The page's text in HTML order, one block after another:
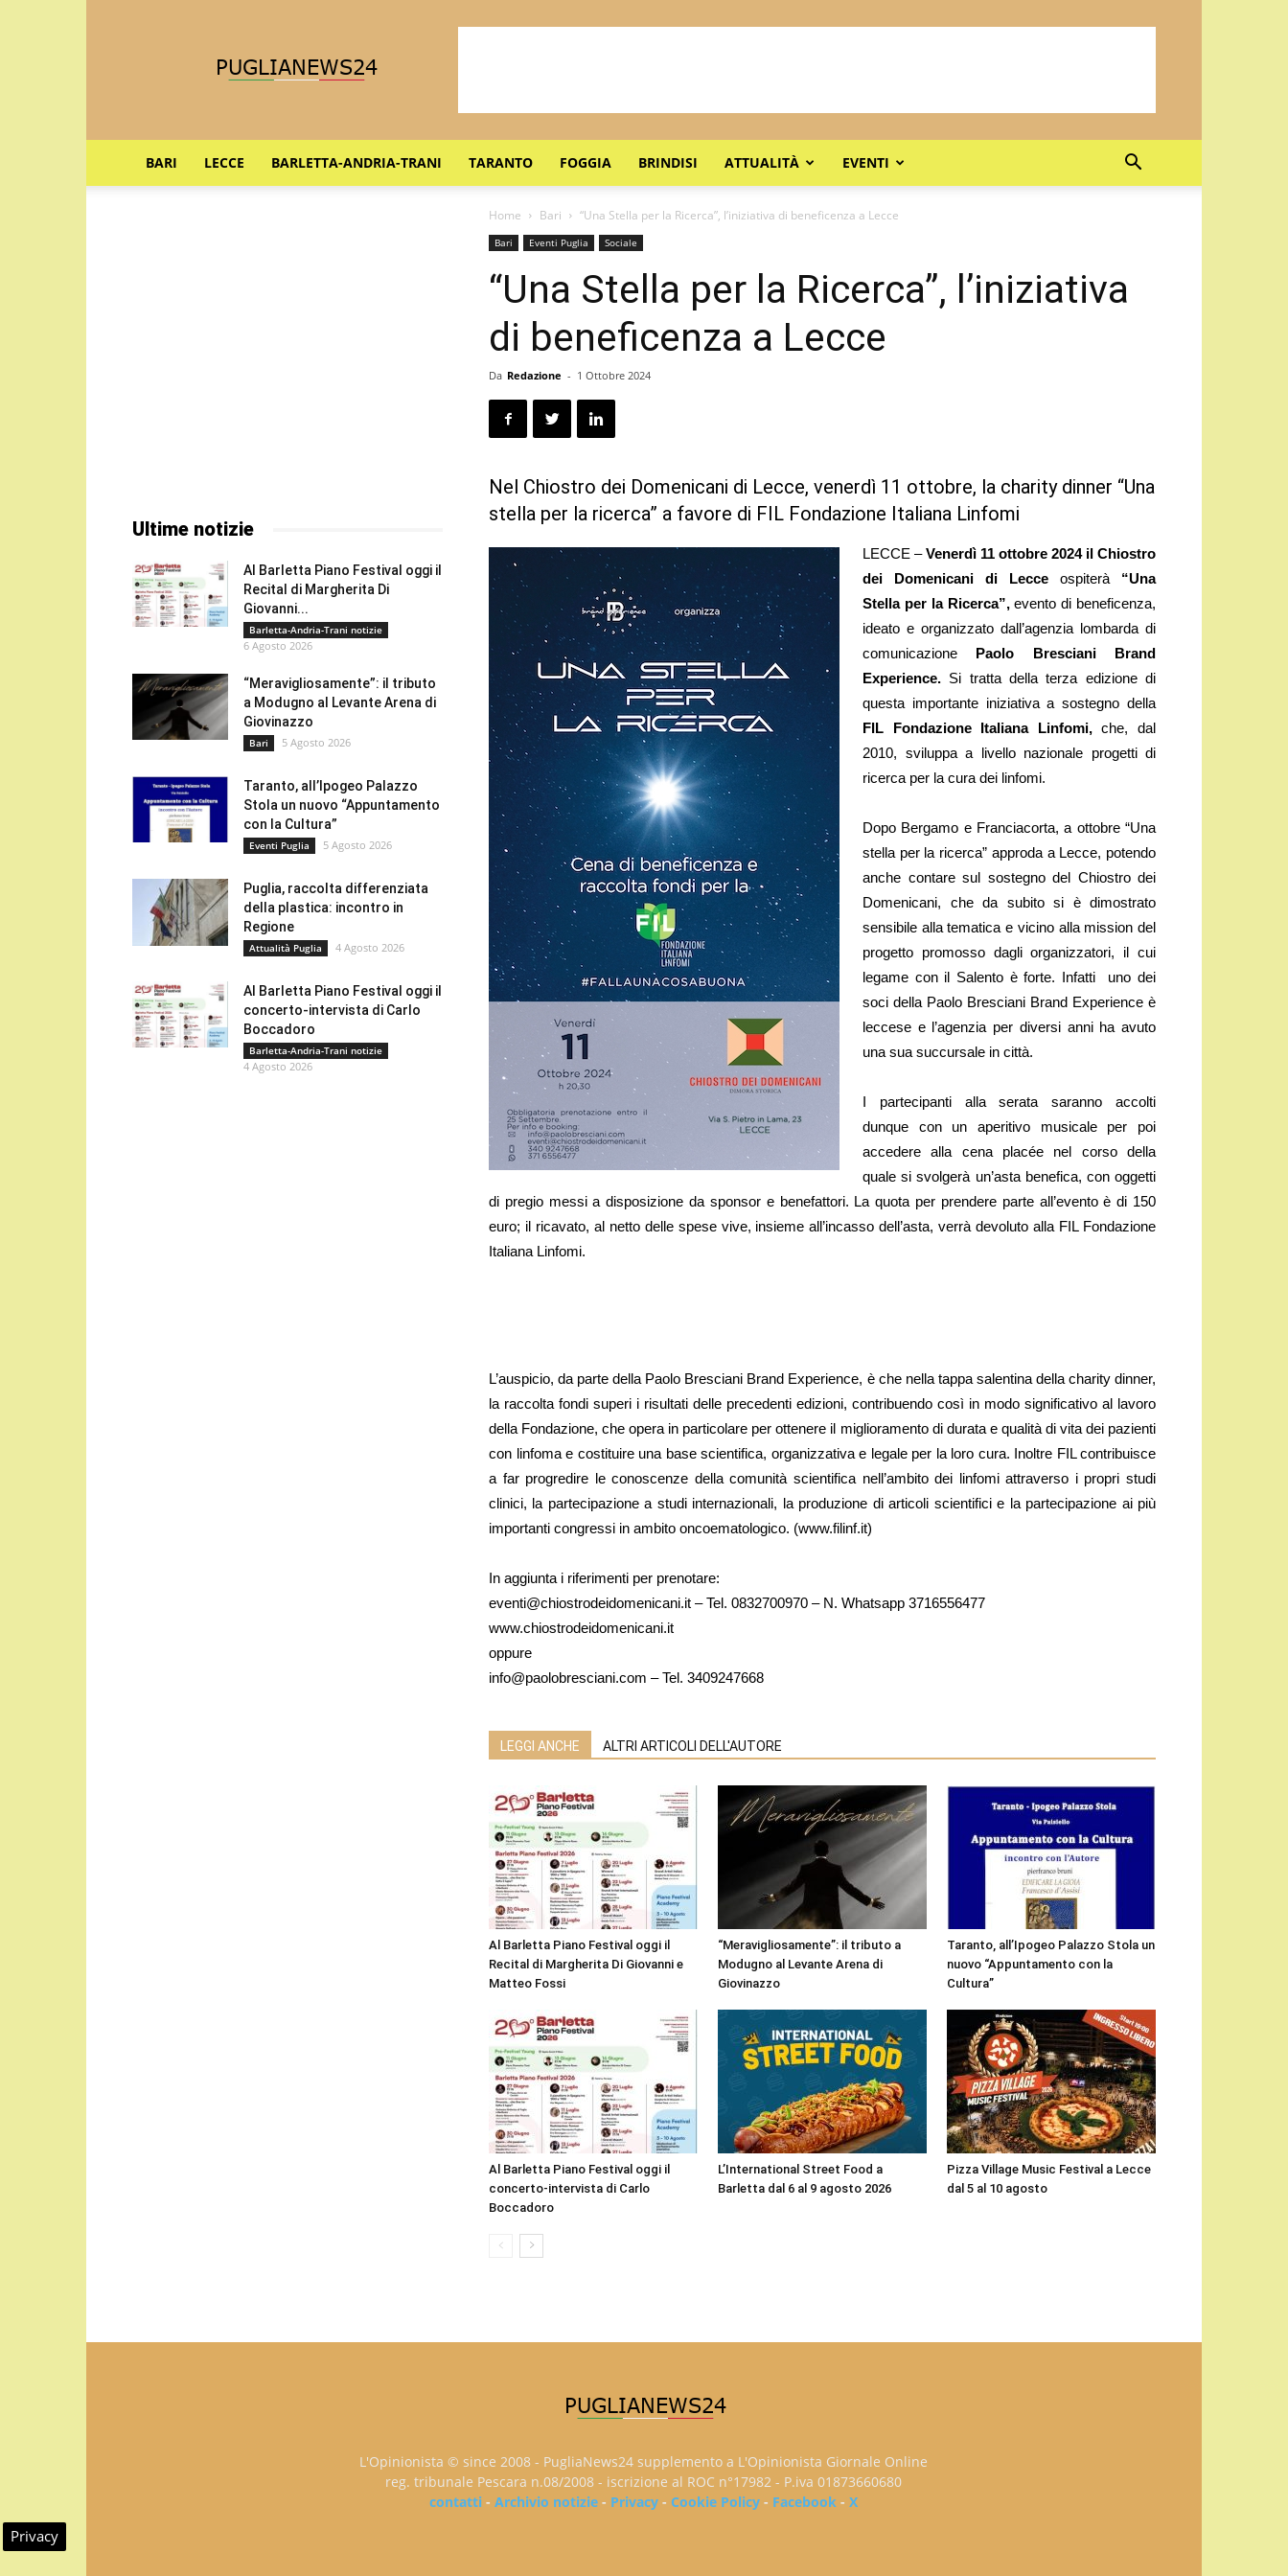
BARI LECCE BARLETTA-ANDRIA-TRANI TARANTO FOGGIA BRINDISI ATTUALITÀ EVENTI
Home Bari “Una Stella per la Ricerca”, l’iniziativa di beneficenza a Lecce
Bari Eventi Puglia Sociale
“Una Stella per la Ricerca”, l’iniziativa
di beneficenza a Lecce
Da Redazione - 1 Ottobre 2024
Nel Chiostro dei Domenicani di Lecce, venerdì 11 ottobre, la charity dinner “Una
stella per la ricerca” a favore di FIL Fondazione Italiana Linfomi
LECCE –Venerdì 11 ottobre 2024 il Chiostro
dei Domenicani di Lecce ospiterà “Una
Stella per la Ricerca”,evento di beneficenza,
ideato e organizzato dall’agenzia lombarda di
comunicazione Paolo Bresciani Brand
Experience. Si tratta della terza edizione di
questa importante iniziativa a sostegno della
FIL Fondazione Italiana Linfomi,che, dal
2010, sviluppa a livello nazionale progetti di
ricerca per la cura dei linfomi.
Dopo Bergamo e Franciacorta, a ottobre “Una
stella per la ricerca” approda a Lecce, potendo
anche contare sul sostegno del Chiostro dei
Domenicani, che da subito si è dimostrato
sensibile alla tematica e vicino alla mission del
progetto promosso dagli organizzatori, il cui
legame con il Salento è forte. Infatti uno dei
soci della Paolo Bresciani Brand Experience è
leccese e l’agenzia per diversi anni ha avuto
una sua succursale in città.
I partecipanti alla serata saranno accolti
dunque con un aperitivo musicale per poi
accedere alla cena placée nel corso della
quale si svolgerà un’asta benefica, con oggetti
di pregio messi a disposizione da sponsor e benefattori. La quota per prendere parte all’evento è di 150
euro; il ricavato, al netto delle spese vive, insieme all’incasso dell’asta, verrà devoluto alla FIL Fondazione
Italiana Linfomi.
L’auspicio, da parte della Paolo Bresciani Brand Experience, è che nella tappa salentina della charity dinner,
la raccolta fondi superi i risultati delle precedenti edizioni, contribuendo così in modo significativo al lavoro
della Fondazione, che opera in particolare per ottenere il miglioramento di durata e qualità di vita dei pazienti
con linfoma e costituire una base scientifica, organizzativa e legale per la loro cura. Inoltre FIL contribuisce
a far progredire le conoscenze della comunità scientifica nell’ambito dei linfomi attraverso i propri studi
clinici, la partecipazione a studi internazionali, la produzione di articoli scientifici e la partecipazione ai più
importanti congressi in ambito oncoematologico. (www.filinf.it)
In aggiunta i riferimenti per prenotare:
eventi@chiostrodeidomenicani.it – Tel. 0832700970 – N. Whatsapp 3716556477
www.chiostrodeidomenicani.it
oppure
info@paolobresciani.com – Tel. 3409247668
LEGGI ANCHE ALTRI ARTICOLI DELL'AUTORE
Al Barletta Piano Festival oggi il
Recital di Margherita Di Giovanni e
Matteo Fossi
“Meravigliosamente”: il tributo a
Modugno al Levante Arena di
Giovinazzo
Taranto, all’Ipogeo Palazzo Stola un
nuovo “Appuntamento con la
Cultura”
Al Barletta Piano Festival oggi il
concerto-intervista di Carlo
Boccadoro
L’International Street Food a
Barletta dal 6 al 9 agosto 2026
Pizza Village Music Festival a Lecce
dal 5 al 10 agosto
Ultime notizie
Al Barletta Piano Festival oggi il
Recital di Margherita Di
Giovanni...
Barletta-Andria-Trani notizie
6 Agosto 2026
“Meravigliosamente”: il tributo
a Modugno al Levante Arena di
Giovinazzo
Bari 5 Agosto 2026
Taranto, all’Ipogeo Palazzo
Stola un nuovo “Appuntamento
con la Cultura”
Eventi Puglia 5 Agosto 2026
Puglia, raccolta differenziata
della plastica: incontro in
Regione
Attualità Puglia 4 Agosto 2026
Al Barletta Piano Festival oggi il
concerto-intervista di Carlo
Boccadoro
Barletta-Andria-Trani notizie
4 Agosto 2026
L'Opinionista © since 2008 - PugliaNews24 supplemento a L'Opinionista Giornale Online
reg. tribunale Pescara n.08/2008 - iscrizione al ROC n°17982 - P.iva 01873660680
contatti -Archivio notizie - Privacy - Cookie Policy - Facebook -X
Privacy